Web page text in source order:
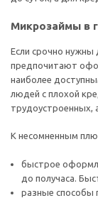
Микрозаймы в
Если срочно нужны
предпочитают
наиболее
людей с плохой
трудоустроенных,
К несомненным
быстрое
до получаса.
разные способы